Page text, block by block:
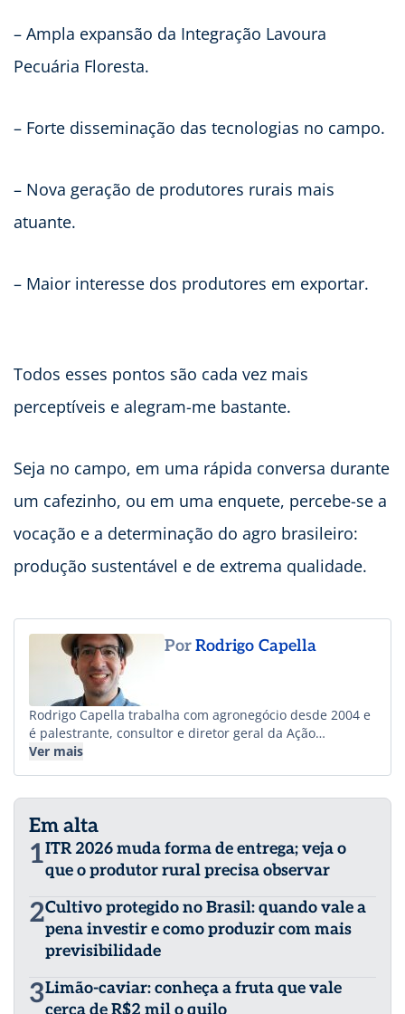
– Ampla expansão da Integração Lavoura
Pecuária Floresta.
– Forte disseminação das tecnologias no campo.
– Nova geração de produtores rurais mais
atuante.
– Maior interesse dos produtores em exportar.
Todos esses pontos são cada vez mais
perceptíveis e alegram-me bastante.
Seja no campo, em uma rápida conversa durante
um cafezinho, ou em uma enquete, percebe-se a
vocação e a determinação do agro brasileiro:
produção sustentável e de extrema qualidade.
PorRodrigo Capella
Rodrigo Capella trabalha com agronegócio desde 2004 e
é palestrante, consultor e diretor geral da Ação
Estratégica – Comunicação e Marketing. Tem artigos
marketing e comunicação.
Ver mais
Em alta
1ITR 2026 muda forma de entrega; veja o
que o produtor rural precisa observar
2Cultivo protegido no Brasil: quando vale a
pena investir e como produzir com mais
previsibilidade
3Limão-caviar: conheça a fruta que vale
cerca de R$2 mil o quilo